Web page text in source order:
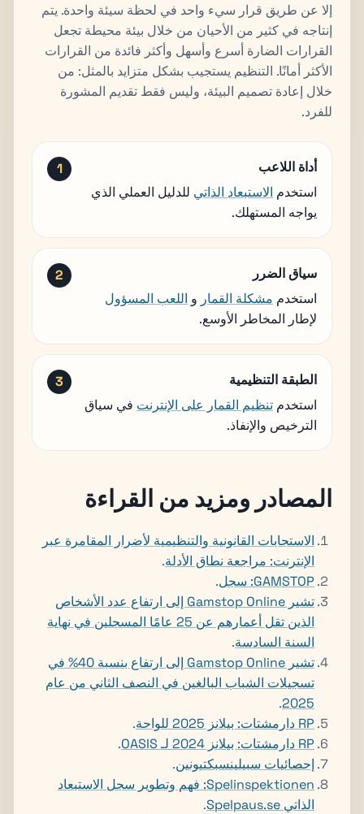
إلا عن طريق قرار سيء واحد في لحظة سيئة واحدة. يتم
إنتاجه في كثير من الأحيان من خلال بيئة محيطة تجعل
القرارات الضارة أسرع وأسهل وأكثر فائدة من القرارات
الأكثر أمانًا. التنظيم يستجيب بشكل متزايد بالمثل: من
خلال إعادة تصميم البيئة، وليس فقط تقديم المشورة
للفرد.
أداة اللاعب
استخدم الاستبعاد الذاتي للدليل العملي الذي
يواجه المستهلك.
سياق الضرر
استخدم مشكلة القمار و اللعب المسؤول
لإطار المخاطر الأوسع.
الطبقة التنظيمية
استخدم تنظيم القمار على الإنترنت في سياق
الترخيص والإنفاذ.
المصادر ومزيد من القراءة
الاستجابات القانونية والتنظيمية لأضرار المقامرة عبر
الإنترنت: مراجعة نطاق الأدلة.
GAMSTOP: سجل
.
تشير Gamstop Online إلى ارتفاع عدد الأشخاص
الذين تقل أعمارهم عن 25 عامًا المسجلين في نهاية
السنة السادسة.
تشير Gamstop Online إلى ارتفاع بنسبة 40% في
تسجيلات الشباب البالغين في النصف الثاني من عام
2025
.
RP دارمشتات: بيلانز 2025 للواحة
.
RP دارمشتات: بيلانز 2024 لـ OASIS
.
إحصائيات سبيلينسبكتيونين.
Spelinspektionen: فهم وتطوير سجل الاستبعاد
الذاتي Spelpaus.se
.